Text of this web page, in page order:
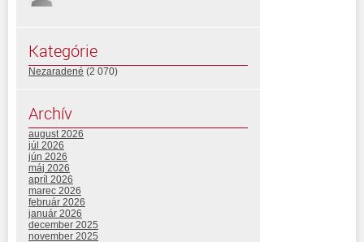
Kategórie
Nezaradené (2 070)
Archív
august 2026
júl 2026
jún 2026
máj 2026
apríl 2026
marec 2026
február 2026
január 2026
december 2025
november 2025